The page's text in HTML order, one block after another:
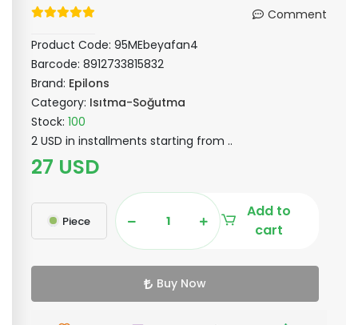
Comment
Product Code: 95MEbeyafan4
Barcode: 8912733815832
Brand: Epilons
Category: Isıtma-Soğutma
Stock: 100
2 USD in installments starting from ..
27 USD
Piece
Add to
cart
Buy Now